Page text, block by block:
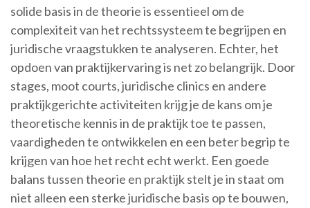
solide basis in de theorie is essentieel om de
complexiteit van het rechtssysteem te begrijpen en
juridische vraagstukken te analyseren. Echter, het
opdoen van praktijkervaring is net zo belangrijk. Door
stages, moot courts, juridische clinics en andere
praktijkgerichte activiteiten krijg je de kans om je
theoretische kennis in de praktijk toe te passen,
vaardigheden te ontwikkelen en een beter begrip te
krijgen van hoe het recht echt werkt. Een goede
balans tussen theorie en praktijk stelt je in staat om
niet alleen een sterke juridische basis op te bouwen,